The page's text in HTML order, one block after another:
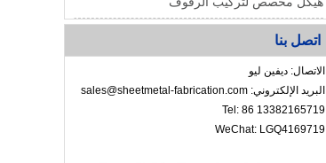
اتصل بنا
الاتصال: ديفين ليو
البريد الإلكتروني: sales@sheetmetal-fabrication.com
Tel: 86 13382165719
WeChat: LGQ4169719